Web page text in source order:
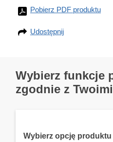
Pobierz PDF produktu
Udostępnij
Wybierz funkcje
zgodnie z
Wybierz opcję produktu